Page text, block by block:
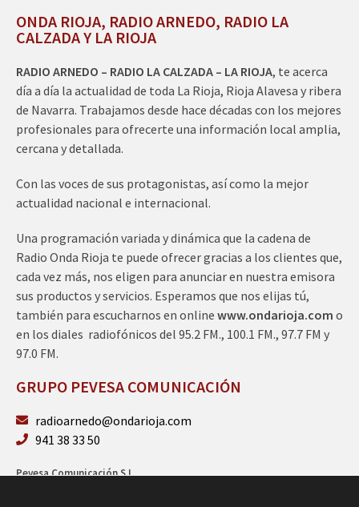
ONDA RIOJA, RADIO ARNEDO, RADIO LA
CALZADA Y LA RIOJA
RADIO ARNEDO – RADIO LA CALZADA – LA RIOJA, te acerca
día a día la actualidad de toda La Rioja, Rioja Alavesa y ribera
de Navarra. Trabajamos desde hace décadas con los mejores
profesionales para ofrecerte una información local amplia,
cercana y detallada.
Con las voces de sus protagonistas, así como la mejor
actualidad nacional e internacional.
Una programación variada y dinámica que la cadena de
Radio Onda Rioja te puede ofrecer gracias a los clientes que,
cada vez más, nos eligen para anunciar en nuestra emisora
sus productos y servicios. Esperamos que nos elijas tú,
también para escucharnos en online www.ondarioja.com o
en los diales radiofónicos del 95.2 FM., 100.1 FM., 97.7 FM y
97.0 FM.
GRUPO PEVESA COMUNICACIÓN
radioarnedo@ondarioja.com
941 38 33 50
Pevesa Comunicación S.L.